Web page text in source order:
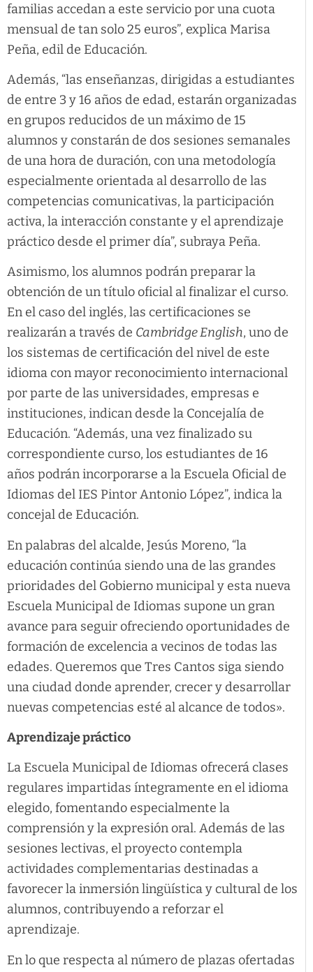
familias accedan a este servicio por una cuota
mensual de tan solo 25 euros”, explica Marisa
Peña, edil de Educación.
Además, “las enseñanzas, dirigidas a estudiantes
de entre 3 y 16 años de edad, estarán organizadas
en grupos reducidos de un máximo de 15
alumnos y constarán de dos sesiones semanales
de una hora de duración, con una metodología
especialmente orientada al desarrollo de las
competencias comunicativas, la participación
activa, la interacción constante y el aprendizaje
práctico desde el primer día”, subraya Peña.
Asimismo, los alumnos podrán preparar la
obtención de un título oficial al finalizar el curso.
En el caso del inglés, las certificaciones se
realizarán a través de Cambridge English, uno de
los sistemas de certificación del nivel de este
idioma con mayor reconocimiento internacional
por parte de las universidades, empresas e
instituciones, indican desde la Concejalía de
Educación. “Además, una vez finalizado su
correspondiente curso, los estudiantes de 16
años podrán incorporarse a la Escuela Oficial de
Idiomas del IES Pintor Antonio López”, indica la
concejal de Educación.
En palabras del alcalde, Jesús Moreno, “la
educación continúa siendo una de las grandes
prioridades del Gobierno municipal y esta nueva
Escuela Municipal de Idiomas supone un gran
avance para seguir ofreciendo oportunidades de
formación de excelencia a vecinos de todas las
edades. Queremos que Tres Cantos siga siendo
una ciudad donde aprender, crecer y desarrollar
nuevas competencias esté al alcance de todos».
Aprendizaje práctico
La Escuela Municipal de Idiomas ofrecerá clases
regulares impartidas íntegramente en el idioma
elegido, fomentando especialmente la
comprensión y la expresión oral. Además de las
sesiones lectivas, el proyecto contempla
actividades complementarias destinadas a
favorecer la inmersión lingüística y cultural de los
alumnos, contribuyendo a reforzar el
aprendizaje.
En lo que respecta al número de plazas ofertadas